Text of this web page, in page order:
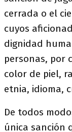
cerrada o el
cuyos
dignidad
personas, por
color de piel,
etnia, idioma,
De todos
única sanción